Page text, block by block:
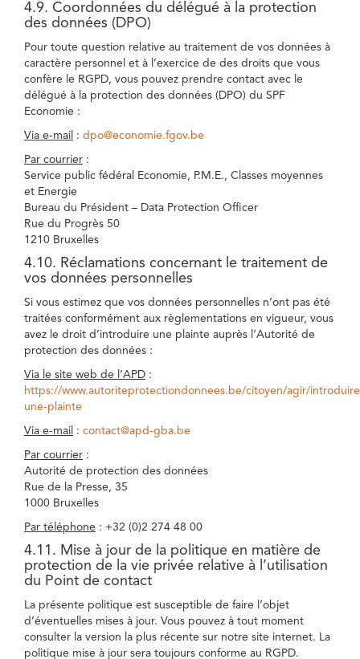
4.9. Coordonnées du délégué à la protection
des données (DPO)
Pour toute question relative au traitement de vos données à
caractère personnel et à l’exercice de des droits que vous
confère le RGPD, vous pouvez prendre contact avec le
délégué à la protection des données (DPO) du SPF
Economie :
Via e-mail : dpo@economie.fgov.be
Par courrier :
Service public fédéral Economie, P.M.E., Classes moyennes
et Energie
Bureau du Président – Data Protection Officer
Rue du Progrès 50
1210 Bruxelles
4.10. Réclamations concernant le traitement de
vos données personnelles
Si vous estimez que vos données personnelles n’ont pas été
traitées conformément aux règlementations en vigueur, vous
avez le droit d’introduire une plainte auprès l’Autorité de
protection des données :
Via le site web de l’APD :
https://www.autoriteprotectiondonnees.be/citoyen/agir/
une-plainte
Via e-mail : contact@apd-gba.be
Par courrier :
Autorité de protection des données
Rue de la Presse, 35
1000 Bruxelles
Par téléphone : +32 (0)2 274 48 00
4.11. Mise à jour de la politique en matière de
protection de la vie privée relative à l’utilisation
du Point de contact
La présente politique est susceptible de faire l’objet
d’éventuelles mises à jour. Vous pouvez à tout moment
consulter la version la plus récente sur notre site internet. La
politique mise à jour sera toujours conforme au RGPD.